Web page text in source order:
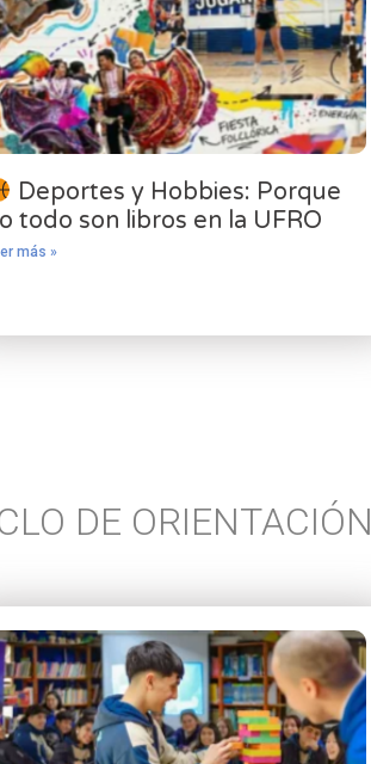
Deportes y Hobbies: Porque
todo son libros en la UFRO
más »
DE